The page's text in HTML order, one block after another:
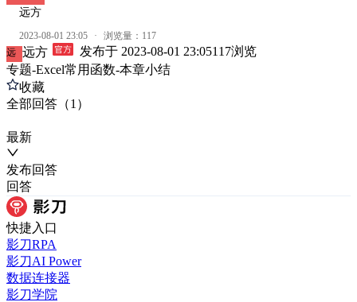
远方
2023-08-01 23:05 · 浏览量： 117
远 远方 发布于 2023-08-01 23:05117浏览
专题-Excel常用函数-本章小结
收藏
全部回答 （1 ）
最新
发布回答
回答
快捷入口
影刀RPA
影刀AI Power
数据连接器
影刀学院